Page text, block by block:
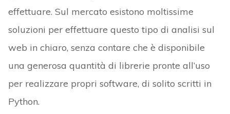
effettuare. Sul mercato esistono moltissime
soluzioni per effettuare questo tipo di analisi sul
web in chiaro, senza contare che è disponibile
una generosa quantità di librerie pronte all’uso
per realizzare propri software, di solito scritti in
Python.